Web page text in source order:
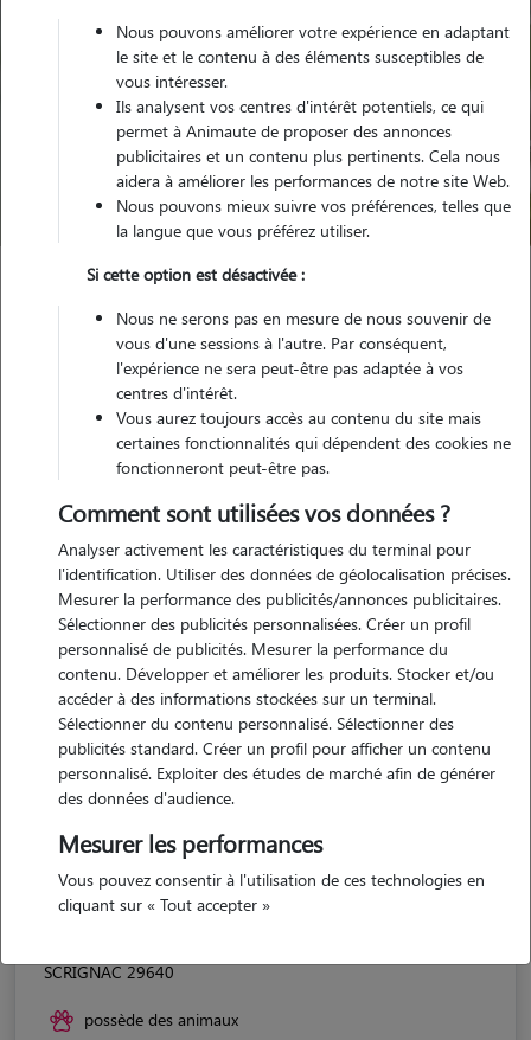
Pour quel animal ?
Trouver mon Pet Sitter
Plougonven
Nos promeneurs et familles d'accueil
à Plougonven (29640)
SCRIGNAC 29640
possède des animaux
Nous pouvons améliorer votre expérience en adaptant
le site et le contenu à des éléments susceptibles de
vous intéresser.
Ils analysent vos centres d'intérêt potentiels, ce qui
permet à Animaute de proposer des annonces
publicitaires et un contenu plus pertinents. Cela nous
aidera à améliorer les performances de notre site Web.
Nous pouvons mieux suivre vos préférences, telles que
la langue que vous préférez utiliser.
Si cette option est désactivée :
Nous ne serons pas en mesure de nous souvenir de
vous d'une sessions à l'autre. Par conséquent,
l'expérience ne sera peut-être pas adaptée à vos
centres d'intérêt.
Vous aurez toujours accès au contenu du site mais
certaines fonctionnalités qui dépendent des cookies ne
fonctionneront peut-être pas.
Comment sont utilisées vos données ?
Analyser activement les caractéristiques du terminal pour
l'identification. Utiliser des données de géolocalisation précises.
Mesurer la performance des publicités/annonces publicitaires.
Sélectionner des publicités personnalisées. Créer un profil
personnalisé de publicités. Mesurer la performance du
contenu. Développer et améliorer les produits. Stocker et/ou
accéder à des informations stockées sur un terminal.
Sélectionner du contenu personnalisé. Sélectionner des
publicités standard. Créer un profil pour afficher un contenu
personnalisé. Exploiter des études de marché afin de générer
des données d'audience.
Mesurer les performances
Vous pouvez consentir à l'utilisation de ces technologies en
cliquant sur « Tout accepter »